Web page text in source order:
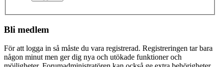
Bli medlem
För att logga in så måste du vara registrerad. Registreringen tar bara
någon minut men ger dig nya och utökade funktioner och